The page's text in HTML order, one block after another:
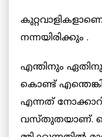
നന്നയിരിക്കും .
എന്തിനും
കൊണ്ട്
എന്നത്
വസ്തുതയാണ്.